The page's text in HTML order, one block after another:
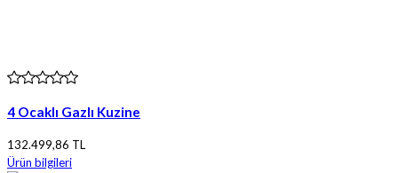
4 Ocaklı Gazlı Kuzine
132.499,86 TL
Ürün bilgileri